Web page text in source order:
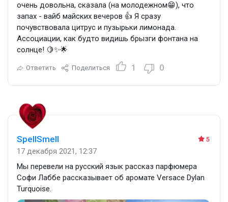
очень довольна, сказала (на молодежном😁), что
запах - вайб майских вечеров 👍 Я сразу
почувствовала цитрус и пузырьки лимонада.
Ассоциации, как будто видишь брызги фонтана на
солнце! 🍋✨🌟
Ответить Поделиться 1 0
5
SpellSmell
17 декабря 2021, 12:37
Мы перевели на русский язык рассказ парфюмера
Софи Лаббе рассказывает об аромате Versace Dylan
Turquoise.